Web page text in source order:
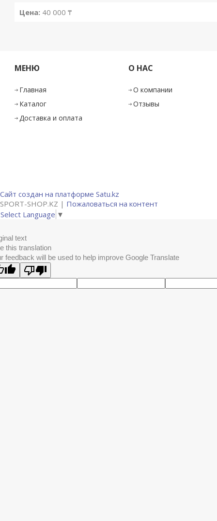
Цена: 40 000 ₸
МЕНЮ
Главная
Каталог
Доставка и оплата
О НАС
О компании
Отзывы
Сайт создан на платформе Satu.kz
SPORT-SHOP.KZ | Пожаловаться на контент
Select Language ▼
text
this translation
feedback will be used to help improve Google Translate